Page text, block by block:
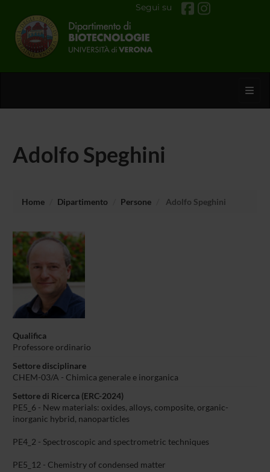
Segui su
Adolfo Speghini
Home Dipartimento Persone Adolfo Speghini
Qualifica
Professore ordinario
Settore disciplinare
CHEM-03/A - Chimica generale e inorganica
Settore di Ricerca (ERC-2024)
PE5_6 - New materials: oxides, alloys, composite, organic-
inorganic hybrid, nanoparticles
PE4_2 - Spectroscopic and spectrometric techniques
PE5_12 - Chemistry of condensed matter